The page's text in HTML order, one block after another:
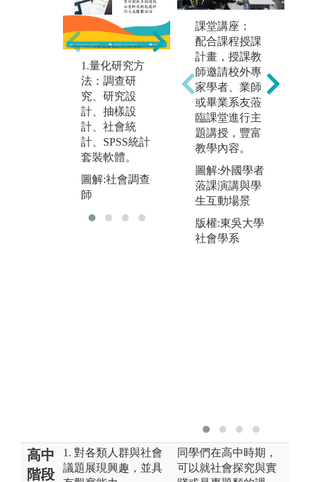
1.量化研究方
法：調查研
究、研究設
計、抽樣設
計、社會統
計、SPSS統計
套裝軟體。
圖解:社會調查
師
2.質性研究方
法：訪談、焦
點團體、田野
調查法、紮根
理論。
圖解:優秀學士
論文海報展
課堂講座：
配合課程授課
計畫，授課教
師邀請校外專
家學者、業師
或畢業系友蒞
臨課堂進行主
題講授，豐富
教學內容。
圖解:外國學者
蒞課演講與學
生互動場景
版權:東吳大學
社會學系
高中
階段
1. 對各類人群與社會
議題展現興趣，並具
同學們在高中時期，
可以就社會探究與實